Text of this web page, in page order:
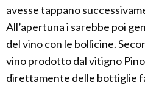
avesse tappano
All’apertuna i sarebbe poi
del vino con le bollicine.
vino prodotto dal vitigno
direttamente delle bottiglie